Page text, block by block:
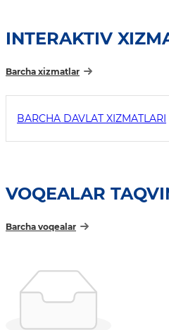
INTERAKTIV
Barcha xizmatlar
BARCHA DAVLAT XIZMATLARI
VOQEALAR
Barcha voqealar